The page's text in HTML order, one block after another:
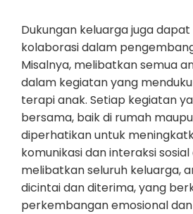
Dukungan keluarga juga
kolaborasi dalam
Misalnya, melibatkan semua
dalam kegiatan yang
terapi anak. Setiap kegiatan
bersama, baik di rumah
diperhatikan untuk
komunikasi dan interaksi
melibatkan seluruh keluarga,
dicintai dan diterima, yang
perkembangan emosional dan